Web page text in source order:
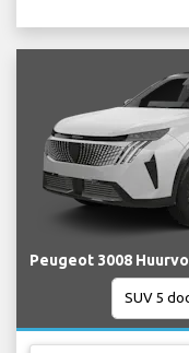
Peugeot 3008